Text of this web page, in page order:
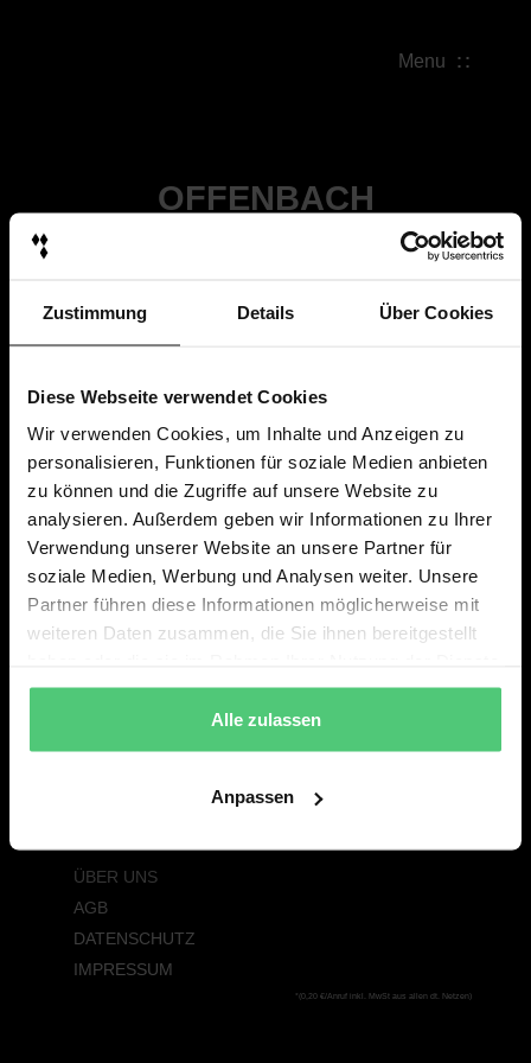
Zustimmung Details Über Cookies
Diese Webseite verwendet Cookies
Wir verwenden Cookies, um Inhalte und Anzeigen zu
personalisieren, Funktionen für soziale Medien anbieten
zu können und die Zugriffe auf unsere Website zu
analysieren. Außerdem geben wir Informationen zu Ihrer
Verwendung unserer Website an unsere Partner für
soziale Medien, Werbung und Analysen weiter. Unsere
Partner führen diese Informationen möglicherweise mit
weiteren Daten zusammen, die Sie ihnen bereitgestellt
gesammelt haben.
Alle zulassen
Anpassen
Menu
OFFENBACH
Alle Musicals & Shows
DREI HASELNÜSSE FÜR ASCHENBRÖDEL – DAS
MUSICAL
MUSICAL
SEBASTIAN FITZEKS DIE EINLADUNG
Service
ÜBER UNS
AGB
DATENSCHUTZ
IMPRESSUM
*(0,20 €/Anruf inkl. MwSt aus allen dt. Netzen)